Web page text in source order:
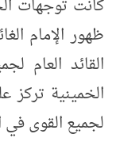
كانت توجهات
ظهور الإمام
القائد العام
الخمينية تركز
لجميع القوى في